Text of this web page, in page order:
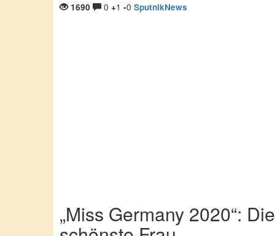
1690 0 +1 -0 SputnikNews
„Miss Germany 2020“: Die